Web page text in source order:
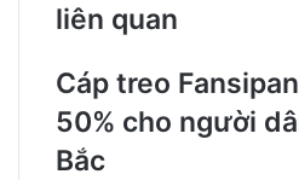
liên quan
Cáp treo
50% cho người
Bắc